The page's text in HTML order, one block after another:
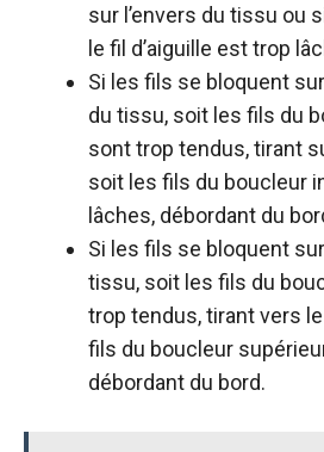
sur l’envers du tissu ou
le fil d’aiguille est trop
Si les fils se bloquent
du tissu, soit les fils du
sont trop tendus, tirant
soit les fils du boucleur
lâches, débordant du
Si les fils se bloquent
tissu, soit les fils du
trop tendus, tirant vers
fils du boucleur
débordant du bord.